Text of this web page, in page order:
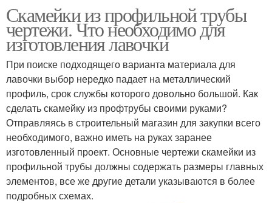
Скамейки из профильной трубы
чертежи. Что необходимо для
изготовления лавочки
При поиске подходящего варианта материала для
лавочки выбор нередко падает на металлический
профиль, срок службы которого довольно большой. Как
сделать скамейку из профтрубы своими руками?
Отправляясь в строительный магазин для закупки всего
необходимого, важно иметь на руках заранее
изготовленный проект. Основные чертежи скамейки из
профильной трубы должны содержать размеры главных
элементов, все же другие детали указываются в более
подробных схемах.